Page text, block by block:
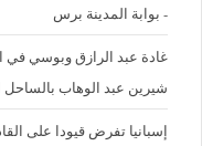
- بوابة المدينة برس
غادة عبد الرازق وبوسي في
شيرين عبد الوهاب
إسبانيا تفرض قيودا على